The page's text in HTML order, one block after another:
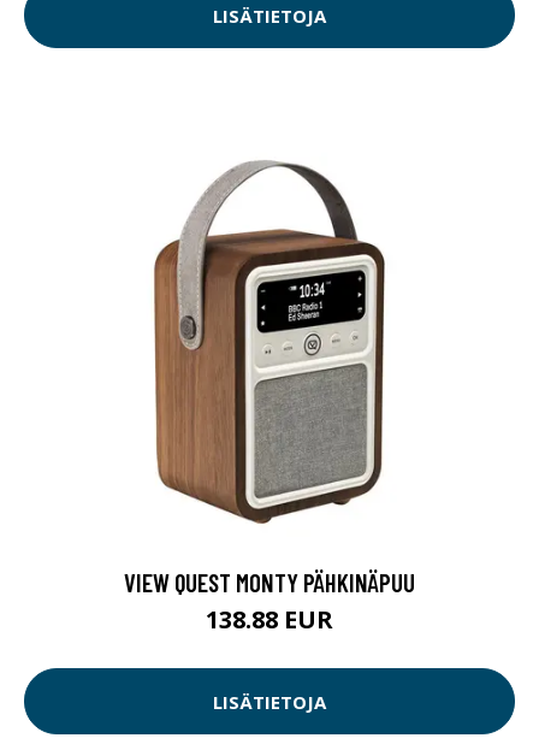
LISÄTIETOJA
VIEW QUEST MONTY PÄHKINÄPUU
138.88 EUR
LISÄTIETOJA